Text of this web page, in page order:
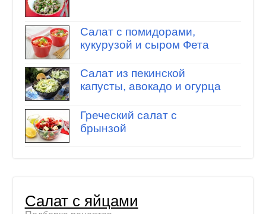
Салат с помидорами,
кукурузой и сыром Фета
Салат из пекинской
капусты, авокадо и огурца
Греческий салат с
брынзой
Салат с яйцами